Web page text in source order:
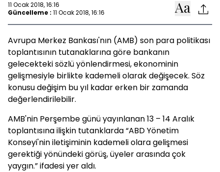
11 Ocak 2018, 16:16
Güncelleme : 11 Ocak 2018, 16:16
Avrupa Merkez Bankası'nın (AMB) son para politikası
toplantısının tutanaklarına göre bankanın
gelecekteki sözlü yönlendirmesi, ekonominin
gelişmesiyle birlikte kademeli olarak değişecek. Söz
konusu değişim bu yıl kadar erken bir zamanda
değerlendirilebilir.
AMB'nin Perşembe günü yayınlanan 13 – 14 Aralık
toplantısına ilişkin tutanklarda “ABD Yönetim
Konseyi'nin iletişiminin kademeli olara gelişmesi
gerektiği yönündeki görüş, üyeler arasında çok
yaygın.” ifadesi yer aldı.